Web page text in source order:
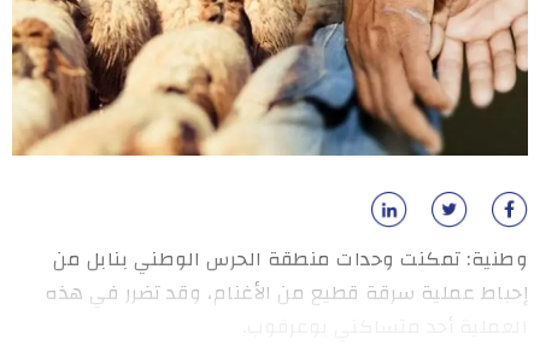
وطنية: تمكنت وحدات منطقة الحرس الوطني بنابل من
إحباط عملية سرقة قطيع من الأغنام، وقد تضرر في هذه